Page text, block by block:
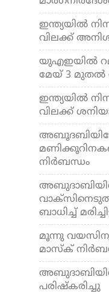
ഇന്ത്യയില്‍
വിലക്ക്
യുഎഇയില്‍
മേയ് 3
ഇന്ത്യയില്‍
വിലക്ക്
നിര്‍ബന്ധം
ബാധിച്ച്
മൂന്നു
മാസ്‌ക്
പരിഷ്‌കരിച്ചു